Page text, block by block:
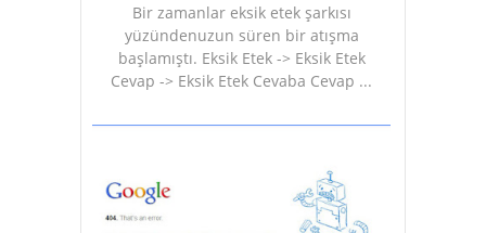
Bir zamanlar eksik etek şarkısı
yüzündenuzun süren bir atışma
başlamıştı. Eksik Etek -> Eksik Etek
Cevap -> Eksik Etek Cevaba Cevap ...